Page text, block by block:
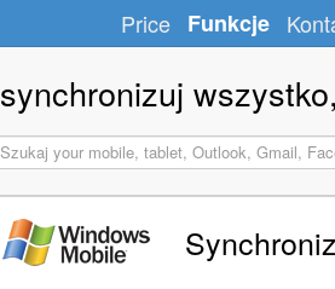
Price Funkcje
synchronizuj